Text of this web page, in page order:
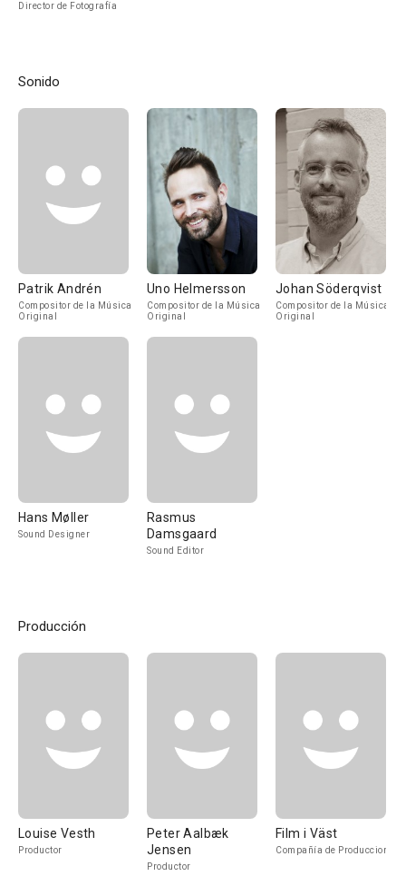
Director de Fotografía
Sonido
Patrik Andrén
Compositor de la Música
Original
Uno Helmersson
Compositor de la Música
Original
Johan Söderqvist
Compositor de la Música
Original
Hans Møller
Sound Designer
Rasmus
Damsgaard
Sound Editor
Producción
Louise Vesth
Productor
Peter Aalbæk
Jensen
Productor
Film i Väst
Compañía de Produccion